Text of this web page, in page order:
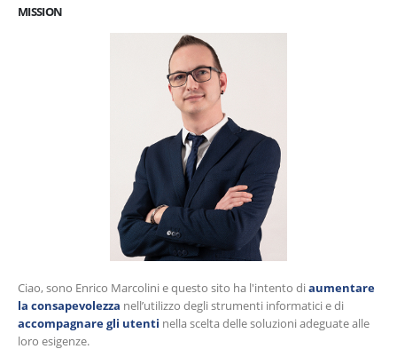
MISSION
Ciao, sono Enrico Marcolini e questo sito ha l'intento diaumentare
la consapevolezza nell’utilizzo degli strumenti informatici e di
accompagnare gli utenti nella scelta delle soluzioni adeguate alle
loro esigenze.